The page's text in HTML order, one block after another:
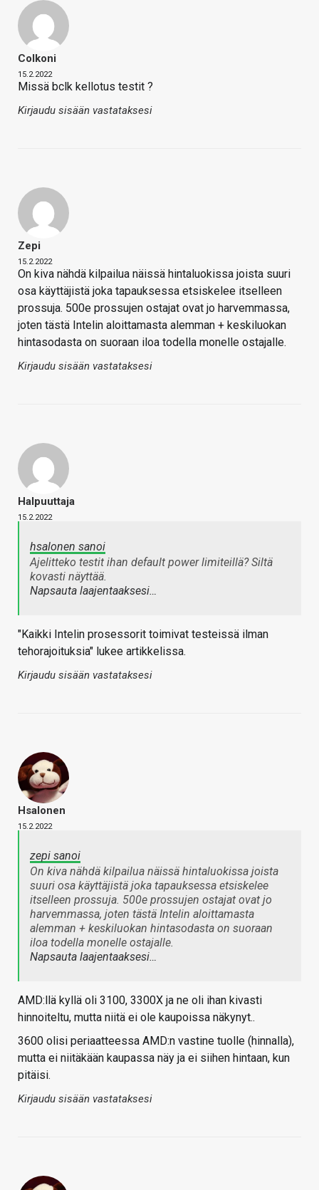
Colkoni
15.2.2022
Missä bclk kellotus testit ?
Kirjaudu sisään vastataksesi
Zepi
15.2.2022
On kiva nähdä kilpailua näissä hintaluokissa joista suuri
osa käyttäjistä joka tapauksessa etsiskelee itselleen
prossuja. 500e prossujen ostajat ovat jo harvemmassa,
joten tästä Intelin aloittamasta alemman + keskiluokan
hintasodasta on suoraan iloa todella monelle ostajalle.
Kirjaudu sisään vastataksesi
Halpuuttaja
15.2.2022
hsalonen sanoi
Ajelitteko testit ihan default power limiteillä? Siltä
kovasti näyttää.
Napsauta laajentaaksesi…
"Kaikki Intelin prosessorit toimivat testeissä ilman
tehorajoituksia" lukee artikkelissa.
Kirjaudu sisään vastataksesi
Hsalonen
15.2.2022
zepi sanoi
On kiva nähdä kilpailua näissä hintaluokissa joista
suuri osa käyttäjistä joka tapauksessa etsiskelee
itselleen prossuja. 500e prossujen ostajat ovat jo
harvemmassa, joten tästä Intelin aloittamasta
alemman + keskiluokan hintasodasta on suoraan
iloa todella monelle ostajalle.
Napsauta laajentaaksesi…
AMD:llä kyllä oli 3100, 3300X ja ne oli ihan kivasti
hinnoiteltu, mutta niitä ei ole kaupoissa näkynyt..
3600 olisi periaatteessa AMD:n vastine tuolle (hinnalla),
mutta ei niitäkään kaupassa näy ja ei siihen hintaan, kun
pitäisi.
Kirjaudu sisään vastataksesi